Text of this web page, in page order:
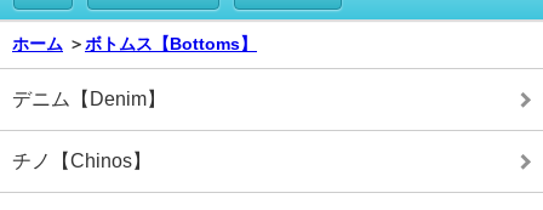
ホーム ＞ボトムス【Bottoms】
デニム【Denim】
チノ【Chinos】